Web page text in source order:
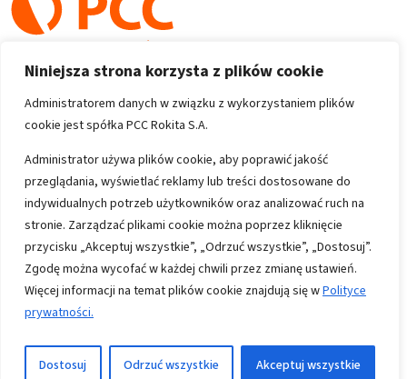
Niniejsza strona korzysta z plików cookie
Administratorem danych w związku z wykorzystaniem plików
cookie jest spółka PCC Rokita S.A.
Administrator używa plików cookie, aby poprawić jakość
przeglądania, wyświetlać reklamy lub treści dostosowane do
indywidualnych potrzeb użytkowników oraz analizować ruch na
stronie. Zarządzać plikami cookie można poprzez kliknięcie
przycisku „Akceptuj wszystkie”, „Odrzuć wszystkie”, „Dostosuj”.
Zgodę można wycofać w każdej chwili przez zmianę ustawień.
Więcej informacji na temat plików cookie znajdują się wPolityce
prywatności.
Dostosuj Odrzuć wszystkie Akceptuj wszystkie
Copyright 1996-2026
Wszystkie prawa zastrzeżone
Informacje
Polityka prywatności
Mapa strony
Kontakt